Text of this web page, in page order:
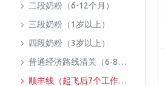
二段奶粉（6-12个月）
三段奶粉（1岁以上）
四段奶粉（3岁以上）
普通经济路线清关（6-8周时效）
顺丰线（起飞后7个工作日）